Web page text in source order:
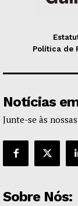
Política de
Notícias
Junte-se às
Sobre Nós: